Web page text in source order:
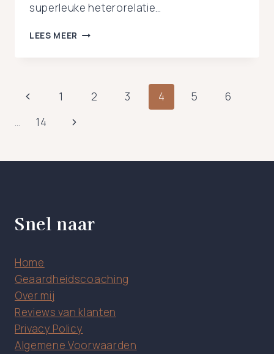
superleuke heterorelatie…
LEES MEER
TOCH
Paginanavigatie
Vorige
pagina
1 2 3 4 5
6
…
14
Volgende
Snel naar
Home
Geaardheidscoaching
Over mij
Reviews van klanten
Privacy Policy
Algemene Voorwaarden